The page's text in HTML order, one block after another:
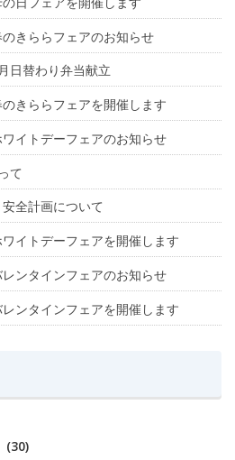
のきららフェアのお知らせ
日替わり弁当献立
のきららフェアを開催します
ワイトデーフェアのお知らせ
て
全計画について
ワイトデーフェアを開催します
レンタインフェアのお知らせ
レンタインフェアを開催します
(30)